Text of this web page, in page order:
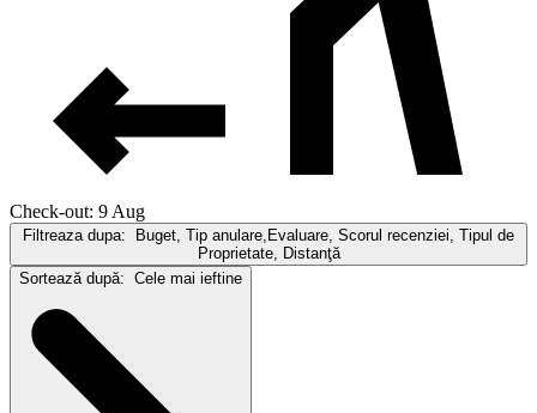
Check-out: 9 Aug
Filtreaza dupa:
Buget, Tip anulare,Evaluare, Scorul recenziei, Tipul de
Proprietate, Distanţă
Sortează după: Cele mai ieftine